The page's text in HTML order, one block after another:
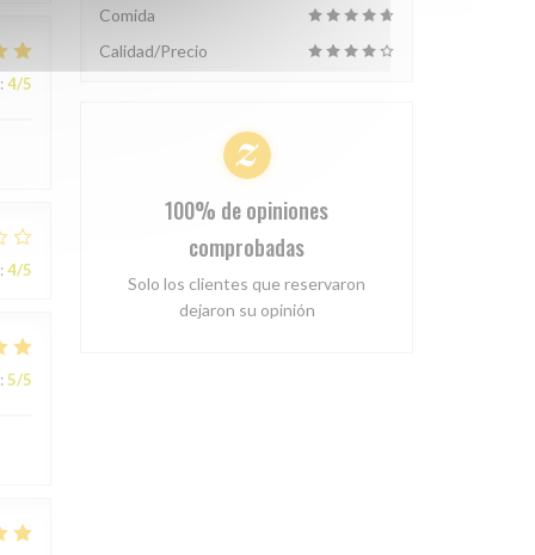
: 4/5
: 4/5
: 5/5
Comida
Calidad/Precio
100% de opiniones
comprobadas
Solo los clientes que reservaron
dejaron su opinión